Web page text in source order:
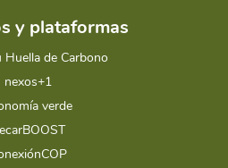
y plataformas
Huella de Carbono
nexos+1
verde